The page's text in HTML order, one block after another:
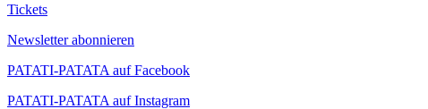
Tickets
Newsletter abonnieren
PATATI-PATATA auf Facebook
PATATI-PATATA auf Instagram